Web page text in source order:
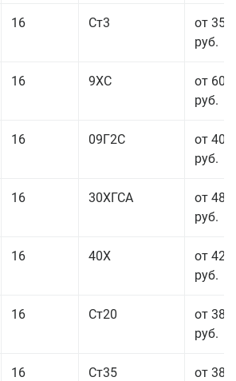
16 Ст3
от 35
руб.
16 9ХС
от 60
руб.
16 09Г2С
от 40
руб.
16 30ХГСА
от 48
руб.
16 40Х
от 42
руб.
16 Ст20
от 38
руб.
16 Ст35
от 38